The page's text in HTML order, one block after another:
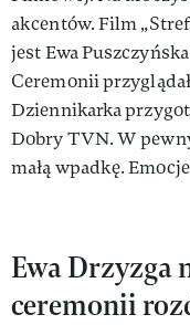
akcentów. Film
jest Ewa
Ceremonii
Dziennikarka
Dobry TVN. W
małą wpadkę.
Ewa Drzyzga
ceremonii